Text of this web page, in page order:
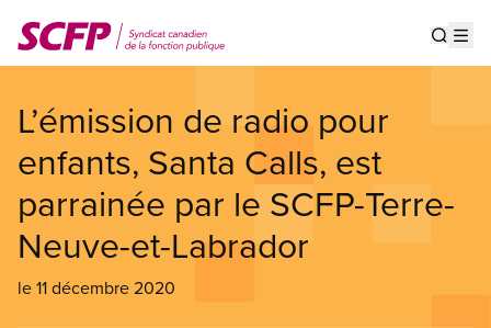
au
contenu
L’émission de radio pour
enfants, Santa Calls, est
parrainée par le SCFP-Terre-
Neuve-et-Labrador
le 11 décembre 2020